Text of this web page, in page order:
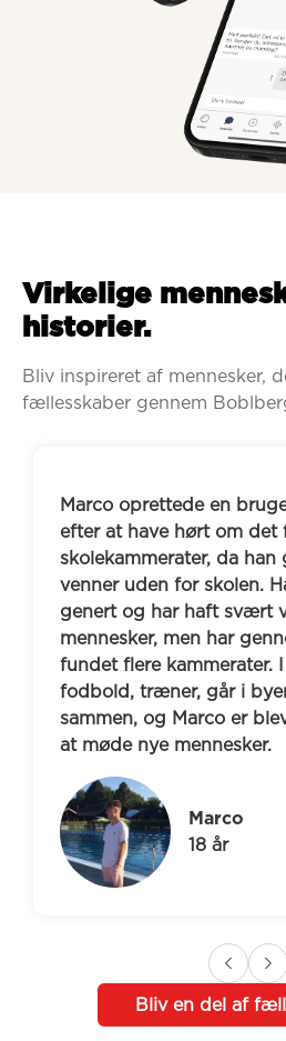
Virkelige
historier.
Bliv inspireret af mennesker,
fællesskaber gennem
Marco oprettede en
efter at have hørt om det
skolekammerater, da han
venner uden for skolen.
genert og har haft svært
mennesker, men har
fundet flere kammerater.
fodbold, træner, går i
sammen, og Marco er
at møde nye mennesker.
Marco
18 år
Bliv en del af